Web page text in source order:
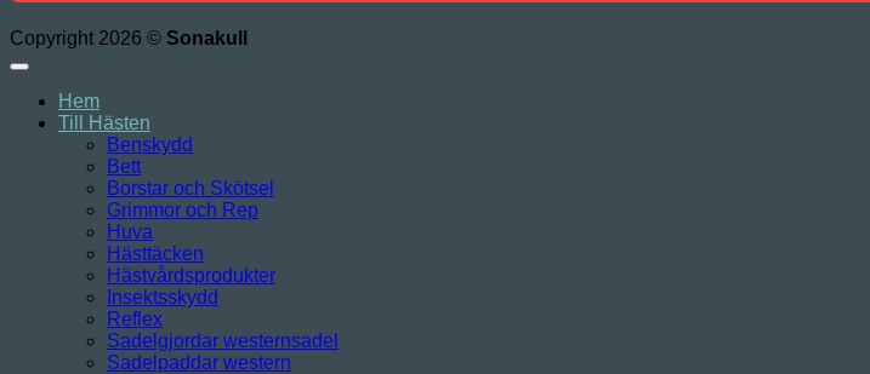
Copyright 2026 © Sonakull
Hem
Till Hästen
Benskydd
Bett
Borstar och Skötsel
Grimmor och Rep
Huva
Hästtäcken
Hästvårdsprodukter
Insektsskydd
Reflex
Sadelgjordar westernsadel
Sadelpaddar western